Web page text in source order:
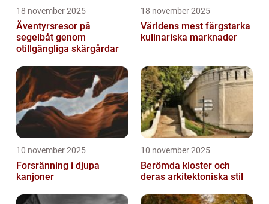
18 november 2025
Äventyrsresor på
segelbåt genom
otillgängliga skärgårdar
18 november 2025
Världens mest färgstarka
kulinariska marknader
10 november 2025
Forsränning i djupa
kanjoner
10 november 2025
Berömda kloster och
deras arkitektoniska stil